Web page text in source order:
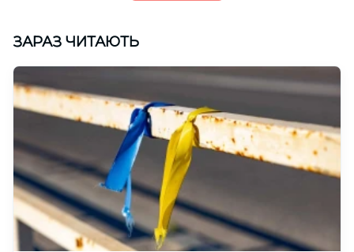
ЗАРАЗ ЧИТАЮТЬ